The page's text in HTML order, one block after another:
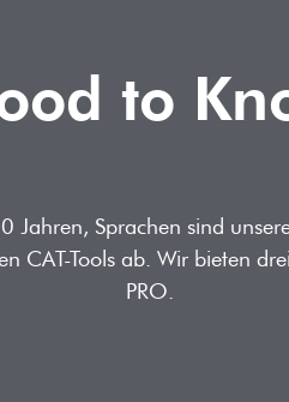
to
Jahren, Sprachen sind
CAT-Tools ab. Wir bieten
PRO.